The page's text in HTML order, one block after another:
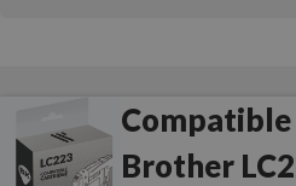
Compatible
Brother